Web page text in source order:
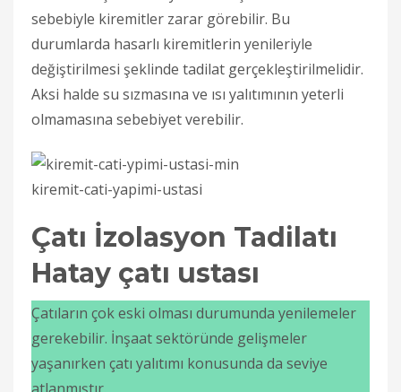
sebebiyle kiremitler zarar görebilir. Bu
durumlarda hasarlı kiremitlerin yenileriyle
değiştirilmesi şeklinde tadilat gerçekleştirilmelidir.
Aksi halde su sızmasına ve ısı yalıtımının yeterli
olmamasına sebebiyet verebilir.
kiremit-cati-yapimi-ustasi
Çatı İzolasyon Tadilatı
Hatay çatı ustası
Çatıların çok eski olması durumunda yenilemeler
gerekebilir. İnşaat sektöründe gelişmeler
yaşanırken çatı yalıtımı konusunda da seviye